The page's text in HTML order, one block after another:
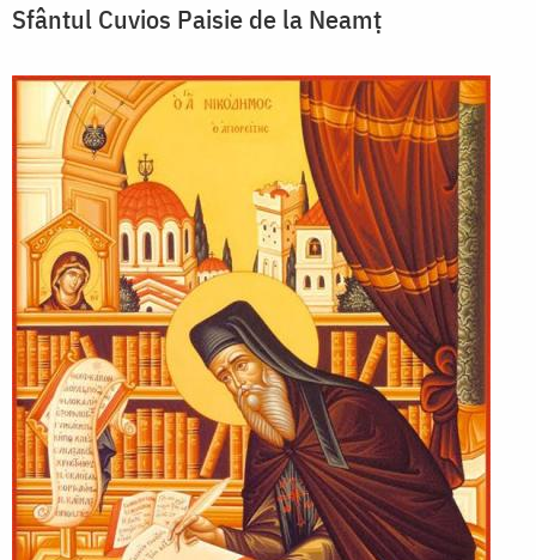
Sfântul Cuvios Paisie de la Neamț